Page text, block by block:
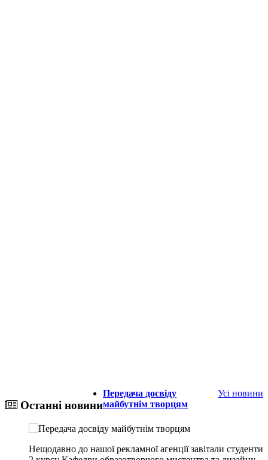
Останні новини
Усі новини
Передача досвіду
майбутнім творцям
Нещодавно до нашої рекламної агенції завітали студенти